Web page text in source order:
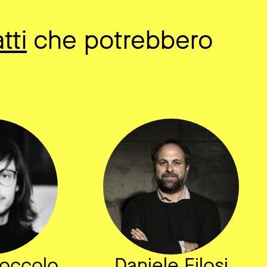
che potrebbero